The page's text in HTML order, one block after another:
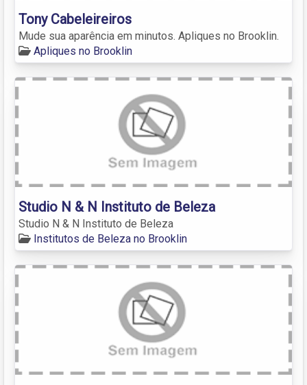
Tony Cabeleireiros
Mude sua aparência em minutos. Apliques no Brooklin.
Apliques no Brooklin
Studio N & N Instituto de Beleza
Studio N & N Instituto de Beleza
Institutos de Beleza no Brooklin